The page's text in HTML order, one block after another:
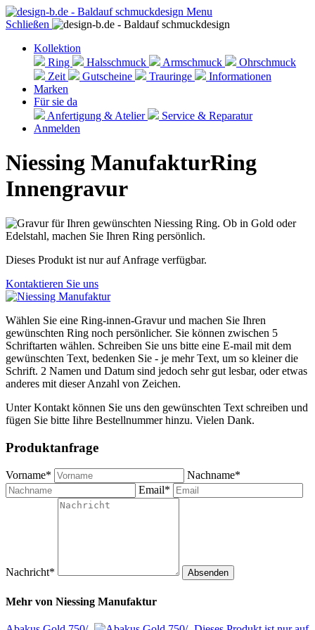
Menu
Schließen
Kollektion
Ring
Halsschmuck Armschmuck
Ohrschmuck
Zeit
Gutscheine Trauringe
Informationen
Marken
Für sie da
Anfertigung & Atelier
Service & Reparatur
Anmelden
Niessing ManufakturRing
Innengravur
Dieses Produkt ist nur auf Anfrage verfügbar.
Kontaktieren Sie uns
Wählen Sie eine Ring-innen-Gravur und machen Sie Ihren
gewünschten Ring noch persönlicher. Sie können zwischen 5
Schriftarten wählen. Schreiben Sie uns bitte eine E-mail mit dem
gewünschten Text, bedenken Sie - je mehr Text, um so kleiner die
Schrift. 2 Namen und Datum sind jedoch sehr gut lesbar, oder etwas
anderes mit dieser Anzahl von Zeichen.
Unter Kontakt können Sie uns den gewünschten Text schreiben und
fügen Sie bitte Iihre Bestellnummer hinzu. Vielen Dank.
Produktanfrage
Vorname*
Nachname*
Email*
Nachricht* Absenden
Mehr von Niessing Manufaktur